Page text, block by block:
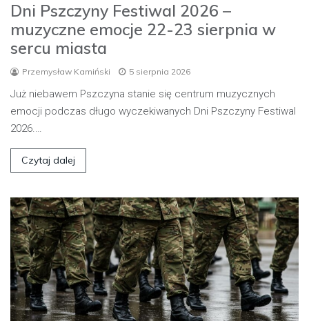
Dni Pszczyny Festiwal 2026 –
muzyczne emocje 22-23 sierpnia w
sercu miasta
Przemysław Kamiński 5 sierpnia 2026
Już niebawem Pszczyna stanie się centrum muzycznych
emocji podczas długo wyczekiwanych Dni Pszczyny Festiwal
2026.…
Czytaj dalej